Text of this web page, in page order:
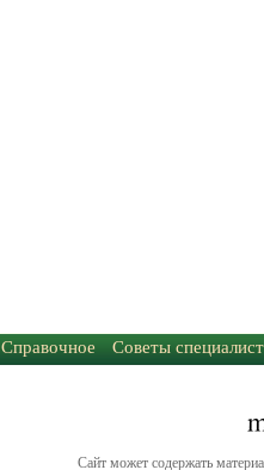
Справочное Советы
Сайт может содержать